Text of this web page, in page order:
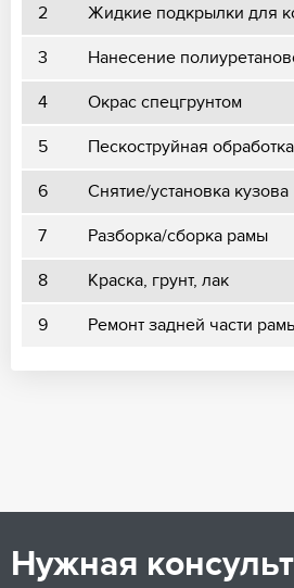
2 Жидкие подкрылки для
3 Нанесение
4 Окрас спецгрунтом
5 Пескоструйная обработка
6 Снятие/установка кузова
7 Разборка/сборка рамы
8 Краска, грунт, лак
9 Ремонт задней части
Нужная